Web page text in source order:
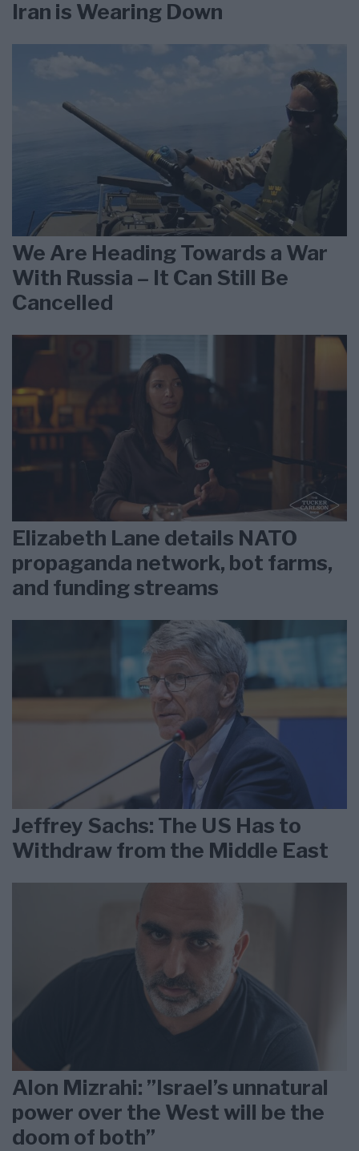
Iran is Wearing Down
We Are Heading Towards a War
With Russia – It Can Still Be
Cancelled
Elizabeth Lane details NATO
propaganda network, bot farms,
and funding streams
Jeffrey Sachs: The US Has to
Withdraw from the Middle East
Alon Mizrahi: ”Israel’s unnatural
power over the West will be the
doom of both”